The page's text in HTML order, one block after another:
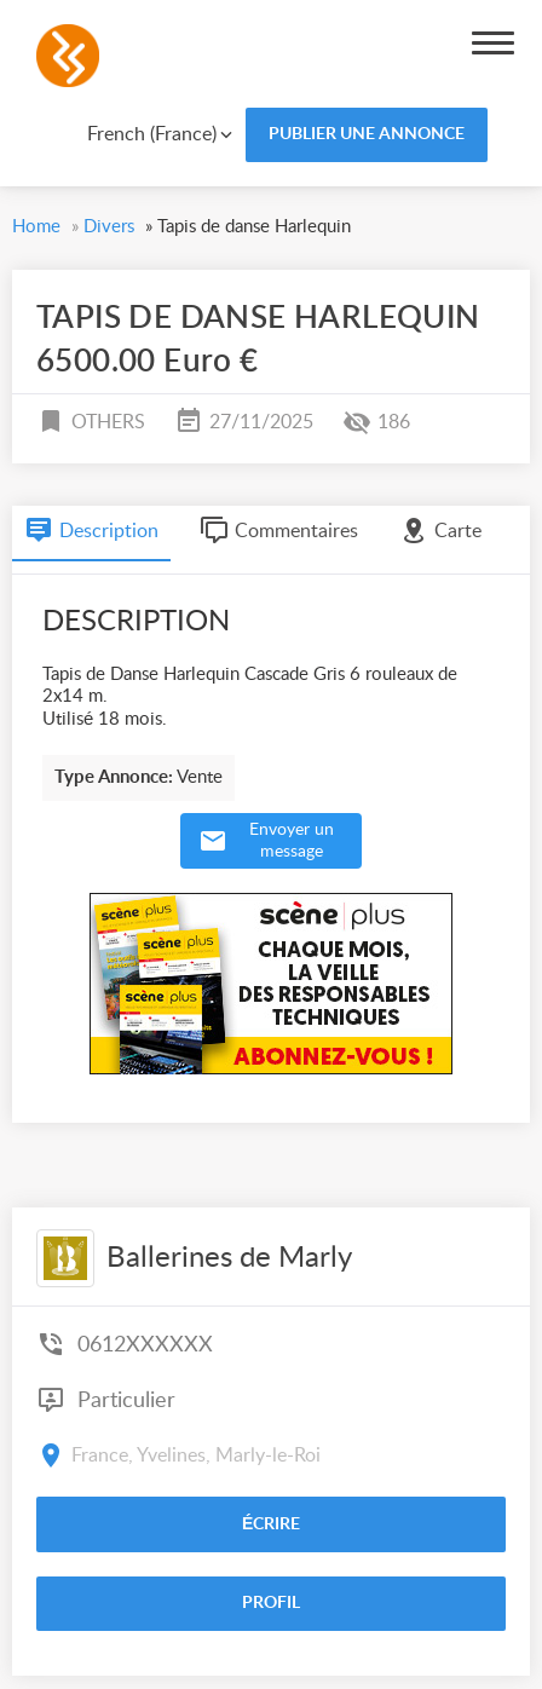
French (France) PUBLIER UNE ANNONCE
Home » Divers » Tapis de danse Harlequin
TAPIS DE DANSE HARLEQUIN
6500.00 Euro €
OTHERS 27/11/2025 186
Description Commentaires Carte
DESCRIPTION
Tapis de Danse Harlequin Cascade Gris 6 rouleaux de
2x14 m.
Utilisé 18 mois.
Type Annonce: Vente
Envoyer un
message
Ballerines de Marly
0612XXXXXX
Particulier
France, Yvelines, Marly-le-Roi
ÉCRIRE
PROFIL